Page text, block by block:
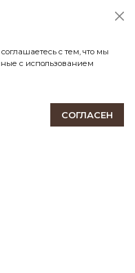
Новые модели,
и скидки.
с тем, что мы
с использованием
СОГЛАСЕН